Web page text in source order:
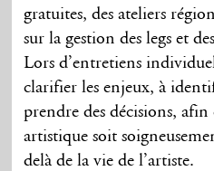
gratuites, des ateliers
sur la gestion des legs et
Lors d’entretiens
clarifier les enjeux, à
prendre des décisions,
artistique soit
delà de la vie de l’artiste.